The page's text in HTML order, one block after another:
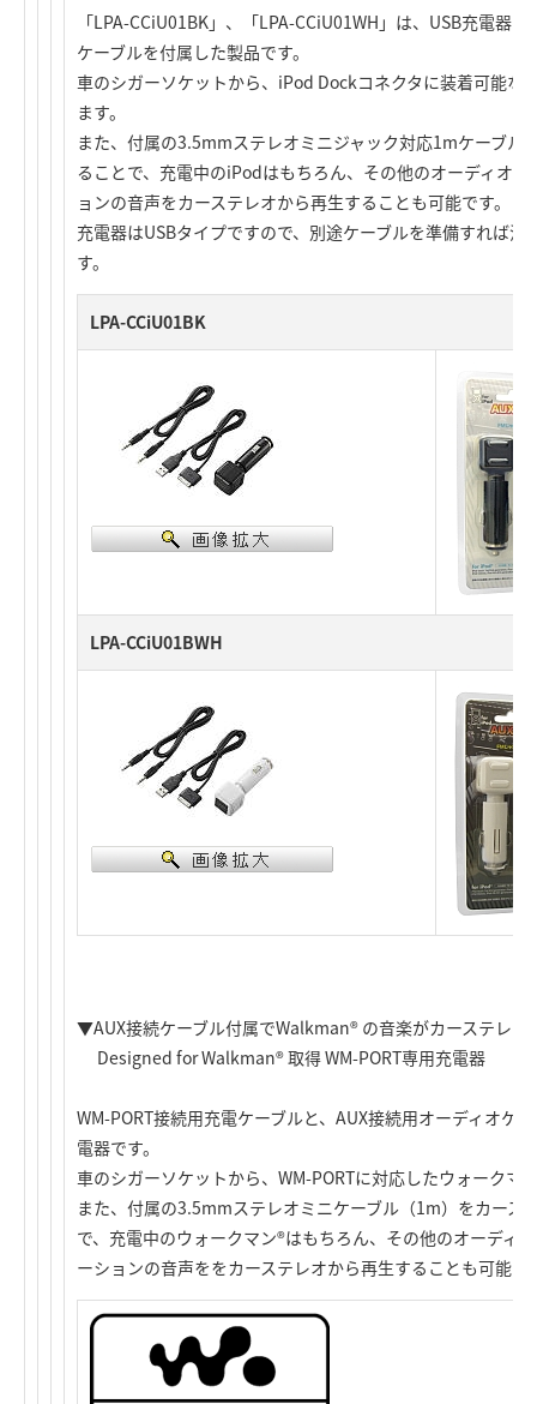
「LPA-CCiU01BK」、「LPA-CCiU01WH」は、USB充電器
ケーブルを付属した製品です。
車のシガーソケットから、iPod Dockコネクタに装着可能な
ます。
また、付属の3.5mmステレオミニジャック対応1mケーブル
ることで、充電中のiPodはもちろん、その他のオーディオ
ョンの音声をカーステレオから再生することも可能です。
充電器はUSBタイプですので、別途ケーブルを準備すれば
す。
LPA-CCiU01BK
LPA-CCiU01BWH
▼AUX接続ケーブル付属でWalkman® の音楽がカーステレオ
Designed for Walkman® 取得 WM-PORT専用充電器
WM-PORT接続用充電ケーブルと、AUX接続用オーディオケ
電器です。
車のシガーソケットから、WM-PORTに対応したウォークマ
また、付属の3.5mmステレオミニケーブル（1m）をカース
で、充電中のウォークマン®はもちろん、その他のオーディ
ーションの音声ををカーステレオから再生することも可能で